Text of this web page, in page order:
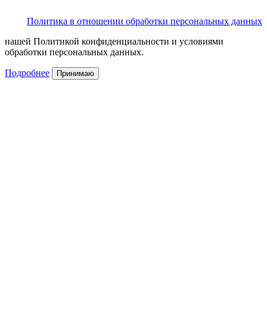
Политика в отношении обработки персональных данных
нашей Политикой конфиденциальности и условиями
обработки персональных данных.
Подробнее Принимаю